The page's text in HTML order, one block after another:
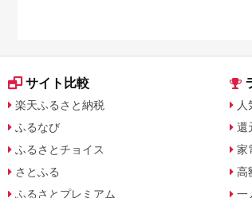
サイト比較
楽天ふるさと納税
ふるなび
ふるさとチョイス
さとふる
ふるさとプレミアム
人
還
家
高
一